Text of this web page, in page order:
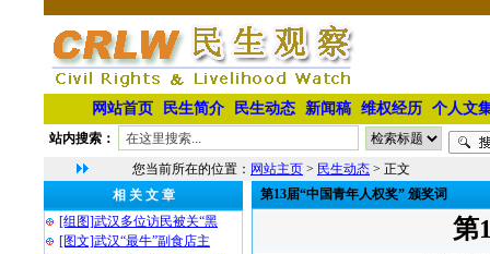
网站首页 民生简介 民生动态 新闻稿 维权经历 个人文
站内搜索：
您当前所在的位置： 网站主页 > 民生动态 > 正文
相 关 文 章
[组图]武汉多位访民被关“黑
[图文]武汉“最牛”副食店主
第13届“中国青年人权奖” 颁奖词
第